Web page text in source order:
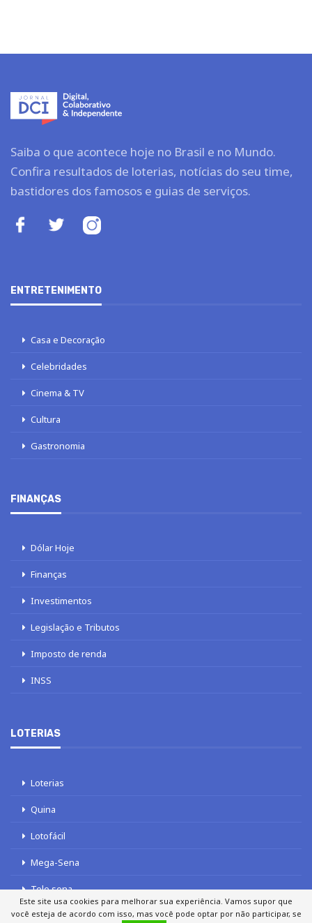
Saiba o que acontece hoje no Brasil e no Mundo.
Confira resultados de loterias, notícias do seu time,
bastidores dos famosos e guias de serviços.
ENTRETENIMENTO
Casa e Decoração
Celebridades
Cinema & TV
Cultura
Gastronomia
FINANÇAS
Dólar Hoje
Finanças
Investimentos
Legislação e Tributos
Imposto de renda
INSS
LOTERIAS
Loterias
Quina
Lotofácil
Mega-Sena
Tele sena
Este site usa cookies para melhorar sua experiência. Vamos supor que
você esteja de acordo com isso, mas você pode optar por não participar, se